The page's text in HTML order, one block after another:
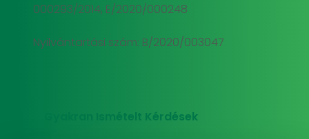
000293/2014, E/2020/000248
Nyilvántartási szám: B/2020/003047
Gyakran Ismételt Kérdések